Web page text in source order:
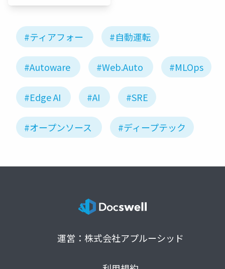
#ティアフォー #自動運転
#Autoware #Web.Auto #MLOps
#Edge AI #AI #SRE
#オープンソース #ディープテック
運営：株式会社アプルーシッド